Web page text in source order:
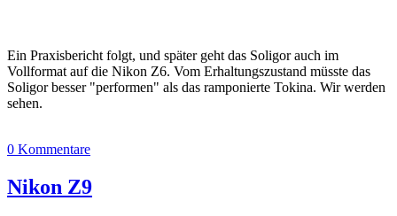
Ein Praxisbericht folgt, und später geht das Soligor auch im
Vollformat auf die Nikon Z6. Vom Erhaltungszustand müsste das
Soligor besser "performen" als das ramponierte Tokina. Wir werden
sehen.
0 Kommentare
Nikon Z9